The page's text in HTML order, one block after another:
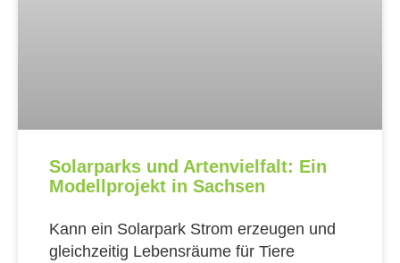
Solarparks und Artenvielfalt: Ein
Modellprojekt in Sachsen
Kann ein Solarpark Strom erzeugen und
gleichzeitig Lebensräume für Tiere